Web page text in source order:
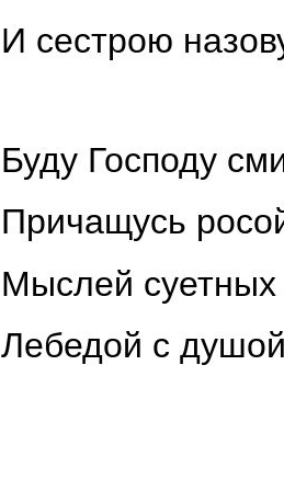
И сестрою
Буду Господу
Причащусь
Мыслей
Лебедой с